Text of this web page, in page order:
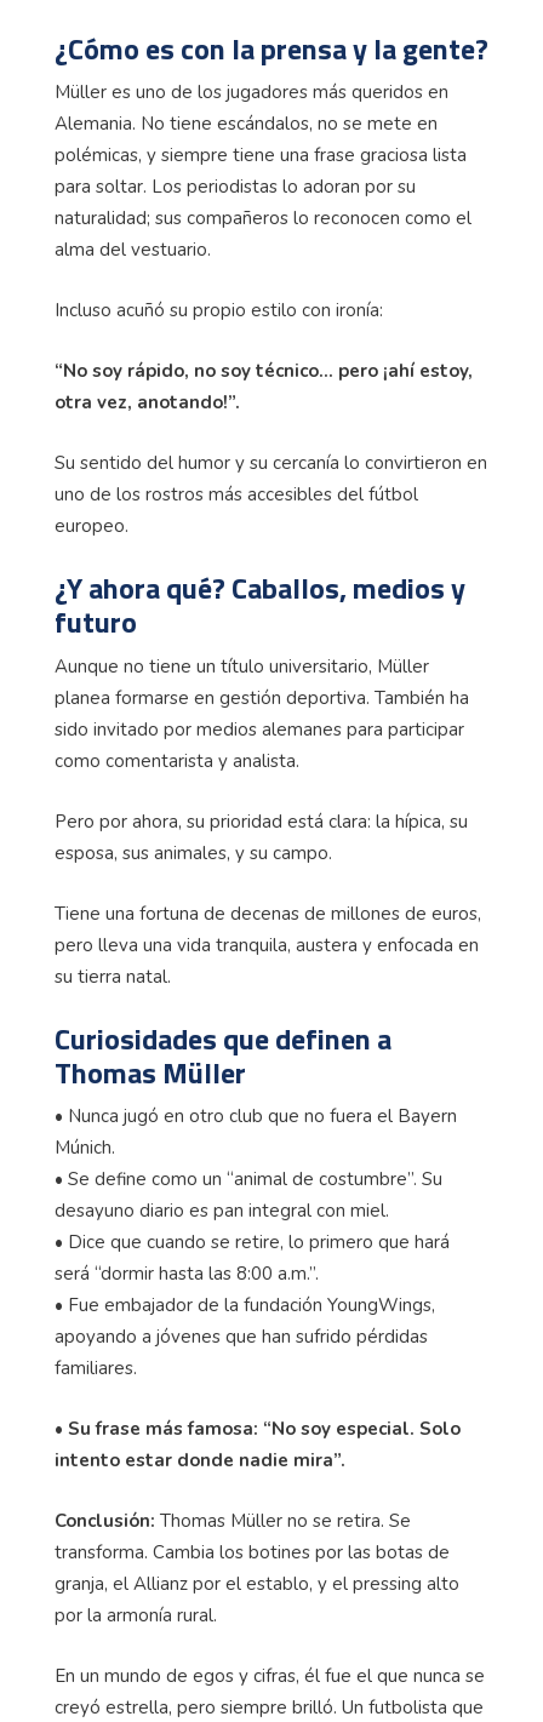
¿Cómo es con la prensa y la gente?
Müller es uno de los jugadores más queridos en
Alemania. No tiene escándalos, no se mete en
polémicas, y siempre tiene una frase graciosa lista
para soltar. Los periodistas lo adoran por su
naturalidad; sus compañeros lo reconocen como el
alma del vestuario.
Incluso acuñó su propio estilo con ironía:
“No soy rápido, no soy técnico… pero ¡ahí estoy,
otra vez, anotando!”.
Su sentido del humor y su cercanía lo convirtieron en
uno de los rostros más accesibles del fútbol
europeo.
¿Y ahora qué? Caballos, medios y
futuro
Aunque no tiene un título universitario, Müller
planea formarse en gestión deportiva. También ha
sido invitado por medios alemanes para participar
como comentarista y analista.
Pero por ahora, su prioridad está clara: la hípica, su
esposa, sus animales, y su campo.
Tiene una fortuna de decenas de millones de euros,
pero lleva una vida tranquila, austera y enfocada en
su tierra natal.
Curiosidades que definen a
Thomas Müller
• Nunca jugó en otro club que no fuera el Bayern
Múnich.
• Se define como un “animal de costumbre”. Su
desayuno diario es pan integral con miel.
• Dice que cuando se retire, lo primero que hará
será “dormir hasta las 8:00 a.m.”.
• Fue embajador de la fundación YoungWings,
apoyando a jóvenes que han sufrido pérdidas
familiares.
• Su frase más famosa: “No soy especial. Solo
intento estar donde nadie mira”.
Conclusión: Thomas Müller no se retira. Se
transforma. Cambia los botines por las botas de
granja, el Allianz por el establo, y el pressing alto
por la armonía rural.
En un mundo de egos y cifras, él fue el que nunca se
creyó estrella, pero siempre brilló. Un futbolista que